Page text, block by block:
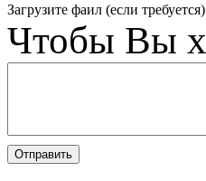
Загрузите фаил (если
Чтобы Вы